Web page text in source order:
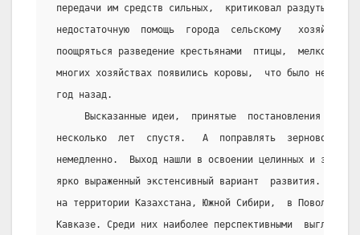
передачи им средств сильных,  критиковал раздутый
недостаточную  помощь  города  сельскому
поощряться разведение крестьянами  птицы,  мелкого
многих хозяйствах появились коровы,  что было
год назад.
Высказанные идеи,  принятые  постановления
несколько  лет  спустя.   А  поправлять  зерновое
немедленно.  Выход нашли в освоении целинных и
ярко выраженный экстенсивный вариант  развития.
на территории Казахстана, Южной Сибири,  в Поволжье,
Кавказе. Среди них наиболее перспективными